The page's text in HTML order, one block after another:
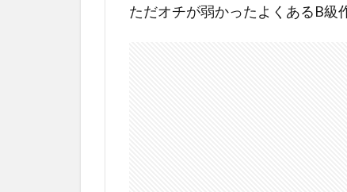
結末
ただオチが弱かったよくあるB級